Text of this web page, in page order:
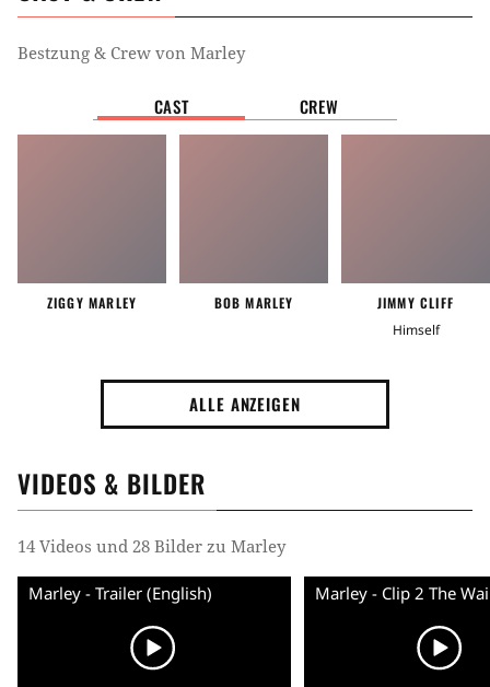
Bestzung & Crew von Marley
CAST CREW
ZIGGY MARLEY BOB MARLEY
JIMMY CLIFF
Himself
ALLE ANZEIGEN
VIDEOS & BILDER
14 Videos und 28 Bilder zu Marley
Marley - Trailer (English)